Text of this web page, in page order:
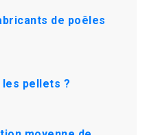
de poêles
pellets ?